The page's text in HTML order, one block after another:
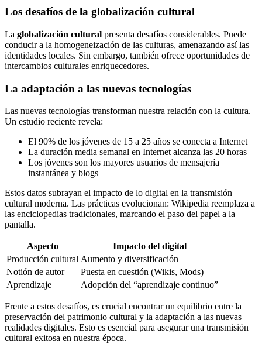
Los desafíos de la globalización cultural
La globalización cultural presenta desafíos considerables. Puede
conducir a la homogeneización de las culturas, amenazando así las
identidades locales. Sin embargo, también ofrece oportunidades de
intercambios culturales enriquecedores.
La adaptación a las nuevas tecnologías
Las nuevas tecnologías transforman nuestra relación con la cultura.
Un estudio reciente revela:
El 90% de los jóvenes de 15 a 25 años se conecta a Internet
La duración media semanal en Internet alcanza las 20 horas
Los jóvenes son los mayores usuarios de mensajería
instantánea y blogs
Estos datos subrayan el impacto de lo digital en la transmisión
cultural moderna. Las prácticas evolucionan: Wikipedia reemplaza a
las enciclopedias tradicionales, marcando el paso del papel a la
pantalla.
Aspecto
Impacto del digital
Producción cultural Aumento y diversificación
Notión de autor
Puesta en cuestión (Wikis, Mods)
Aprendizaje
Adopción del “aprendizaje continuo”
Frente a estos desafíos, es crucial encontrar un equilibrio entre la
preservación del patrimonio cultural y la adaptación a las nuevas
realidades digitales. Esto es esencial para asegurar una transmisión
cultural exitosa en nuestra época.